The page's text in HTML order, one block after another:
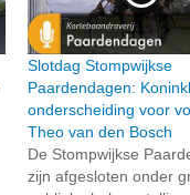
Slotdag Stompwijkse
Paardendagen:
onderscheiding voor
Theo van den Bosch
De Stompwijkse
zijn afgesloten onder